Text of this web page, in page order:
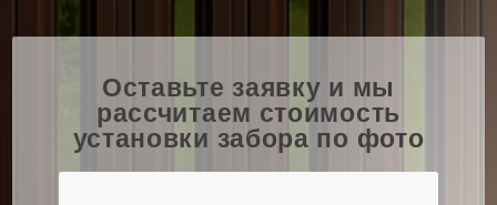
г. Минск, ул. Алибегова, д. 12Б
Email: info@zabori-minsk.by
Оставьте заявку и мы
рассчитаем стоимость
установки забора по фото